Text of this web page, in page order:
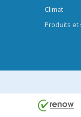
Climat
Produits et